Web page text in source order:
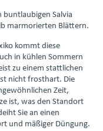
buntlaubigen Salvia
marmorierten Blättern.
kommt diese
in kühlen Sommern
zu einem stattlichen
nicht frosthart. Die
Zeit,
ist, was den Standort
Sie an einen
und mäßiger Düngung.